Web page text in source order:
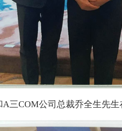
A三COM公司总裁乔全生先